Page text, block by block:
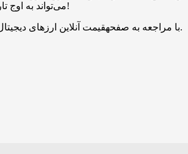
به مقاومت‌ها دوخته شده تا مشخص شود آیا ONDO می‌تواند به اوج تاریخی خود برگردد یا خیر!
با مراجعه به صفحهقیمت آنلاین ارزهای دیجیتال می‌توانید قیمت همه توکن‌ها و رمزارزها را به صورت لحظه‌ای مشاهده کنید.